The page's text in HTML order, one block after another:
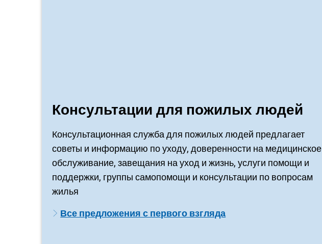
Консультации для пожилых людей
Консультационная служба для пожилых людей предлагает
советы и информацию по уходу, доверенности на медицинское
обслуживание, завещания на уход и жизнь, услуги помощи и
поддержки, группы самопомощи и консультации по вопросам
жилья
Все предложения с первого взгляда